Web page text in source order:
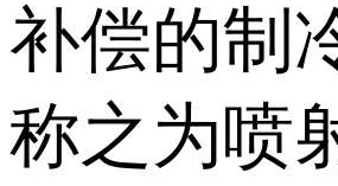
补偿的制
称之为喷